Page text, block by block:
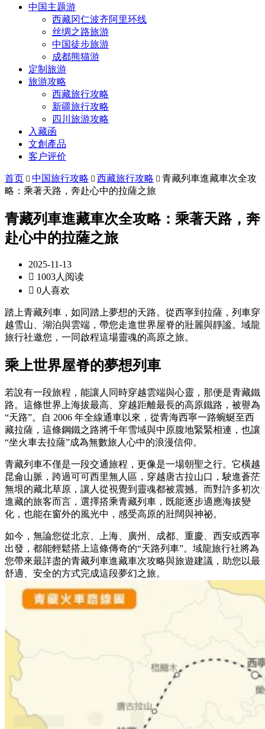
中国主题游
西藏冈仁波齐阿里环线
丝绸之路旅游
中国徒步旅游
成都熊猫游
定制旅游
旅游攻略
西藏旅行攻略
新疆旅行攻略
四川旅游攻略
入藏函
文創產品
客户评价
首页  中国旅行攻略  西藏旅行攻略  青藏列車進藏車次全攻
略：乘著天路，奔赴心中的拉薩之旅
青藏列車進藏車次全攻略：乘著天路，奔
赴心中的拉薩之旅
2025-11-13
 1003人阅读
 0人喜欢
踏上青藏列車，如同踏上夢想的天路。從西寧到拉薩，列車穿
越雪山、湖泊與雲端，帶您走進世界屋脊的壯麗與靜謐。域龍
旅行社邀您，一同啟程這場靈魂的高原之旅。
乘上世界屋脊的夢想列車
若說有一段旅程，能讓人同時穿越雲端與心靈，那便是青藏鐵
路。這條世界上海拔最高、穿越距離最長的高原鐵路，被譽為
“天路”。自 2006 年全線通車以來，從青海西寧一路蜿蜒至西
藏拉薩，這條鋼鐵之路將千年雪域與中原腹地緊緊相連，也讓
“坐火車去拉薩”成為無數旅人心中的浪漫信仰。
青藏列車不僅是一段交通旅程，更像是一場朝聖之行。它橫越
昆侖山脈，跨過可可西里無人區，穿越唐古拉山口，駛進蒼茫
無垠的藏北草原，讓人從視覺到靈魂都被震撼。而對許多初次
進藏的旅客而言，選擇搭乘青藏列車，既能逐步適應海拔變
化，也能在窗外的風光中，感受高原的壯闊與神祕。
如今，無論您從北京、上海、廣州、成都、重慶、西安或西寧
出發，都能輕鬆搭上這條傳奇的“天路列車”。域龍旅行社將為
您帶來最詳盡的青藏列車進藏車次攻略與旅遊建議，助您以最
舒適、安全的方式完成這段夢幻之旅。